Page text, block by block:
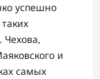
успешно
Чехова,
и
самых